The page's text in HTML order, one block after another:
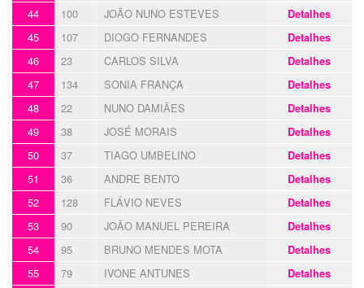
44 100 JOÃO NUNO ESTEVES Detalhes
45 107 DIOGO FERNANDES Detalhes
46 23 CARLOS SILVA Detalhes
47 134 SONIA FRANÇA Detalhes
48 22 NUNO DAMIÃES Detalhes
49 38 JOSÉ MORAIS Detalhes
50 37 TIAGO UMBELINO Detalhes
51 36 ANDRE BENTO Detalhes
52 128 FLÁVIO NEVES Detalhes
53 90 JOÃO MANUEL PEREIRA Detalhes
54 95 BRUNO MENDES MOTA Detalhes
55 79 IVONE ANTUNES Detalhes